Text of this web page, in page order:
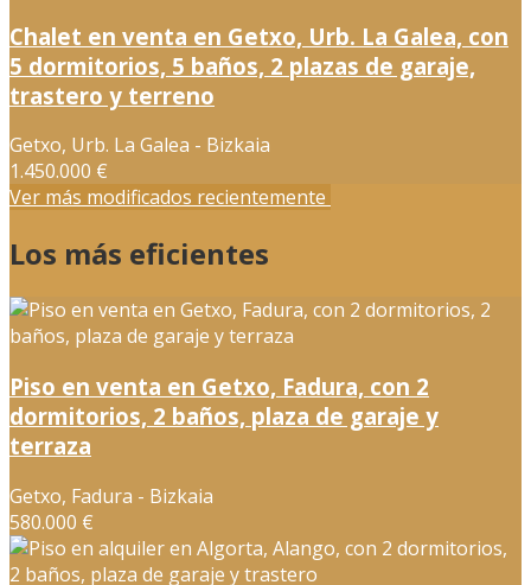
Chalet en venta en Getxo, Urb. La Galea, con
5 dormitorios, 5 baños, 2 plazas de garaje,
trastero y terreno
Getxo, Urb. La Galea - Bizkaia
1.450.000 €
Ver más modificados recientemente
Los más eficientes
Piso en venta en Getxo, Fadura, con 2
dormitorios, 2 baños, plaza de garaje y
terraza
Getxo, Fadura - Bizkaia
580.000 €